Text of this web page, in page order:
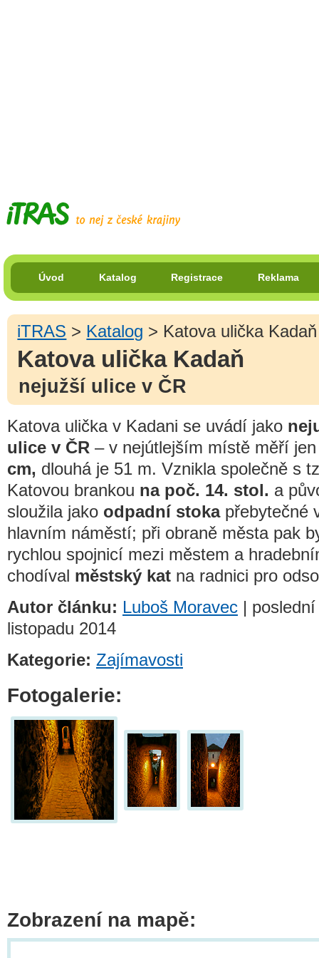
Úvod Katalog Registrace Reklama
iTRAS > Katalog > Katova ulička Kadaň
Katova ulička Kadaň
nejužší ulice v ČR
Katova ulička v Kadani se uvádí jako
ulice v ČR – v nejútlejším místě měří
cm, dlouhá je 51 m. Vznikla společně s
Katovou brankou na poč. 14. stol. a
sloužila jako odpadní stokapřebytečné
hlavním náměstí; při obraně města pak
rychlou spojnicí mezi městem a
chodíval městský kat na radnici pro
Autor článku: Luboš Moravec |
listopadu 2014
Kategorie: Zajímavosti
Fotogalerie:
Zobrazení na mapě: